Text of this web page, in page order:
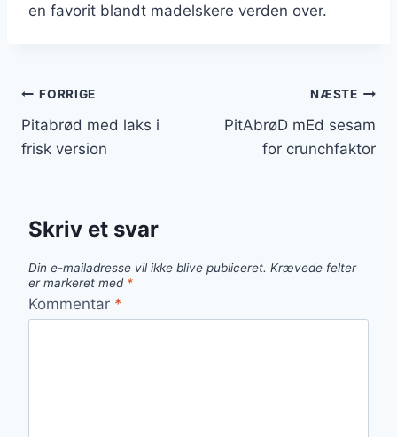
en favorit blandt madelskere verden over.
Indlægsnavigation
FORRIGE
Pitabrød med laks i
frisk version
NÆSTE
PitAbrøD mEd sesam
for crunchfaktor
Skriv et svar
Din e-mailadresse vil ikke blive publiceret. Krævede felter
er markeret med *
Kommentar *